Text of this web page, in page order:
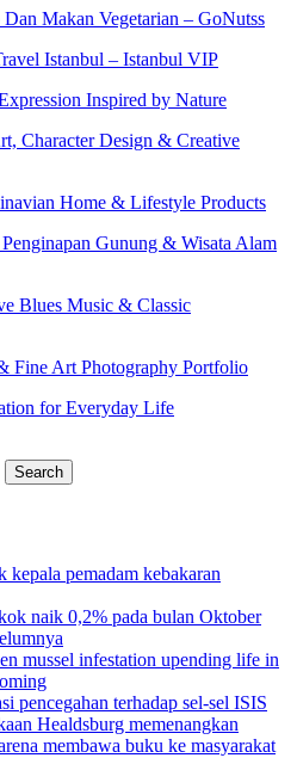
Makan Vegetarian – GoNutss
Istanbul – Istanbul VIP
Inspired by Nature
Character Design & Creative
Home & Lifestyle Products
Gunung & Wisata Alam
Blues Music & Classic
Fine Art Photography Portfolio
for Everyday Life
Search
pemadam kebakaran
naik 0,2% pada bulan Oktober
mussel infestation upending life in
pencegahan terhadap sel-sel ISIS
Healdsburg memenangkan
membawa buku ke masyarakat